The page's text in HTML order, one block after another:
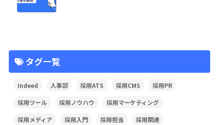
タグ一覧
Indeed 人事部 採用ATS 採用CMS 採用PR
採用ツール 採用ノウハウ 採用マーケティング
採用メディア 採用入門 採用担当 採用関連